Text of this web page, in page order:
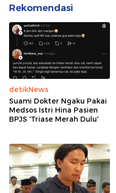
Rekomendasi
detikNews
Suami Dokter Ngaku Pakai
Medsos Istri Hina Pasien
BPJS 'Triase Merah Dulu'